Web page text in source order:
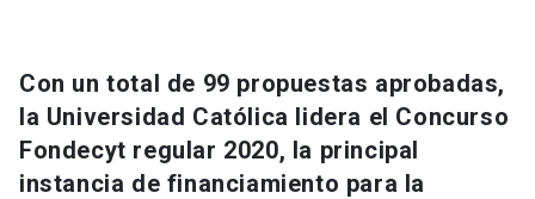
Universidad
Información para keyboard_arrow_down
Con un total de 99 propuestas aprobadas,
la Universidad Católica lidera el Concurso
Fondecyt regular 2020, la principal
instancia de financiamiento para la